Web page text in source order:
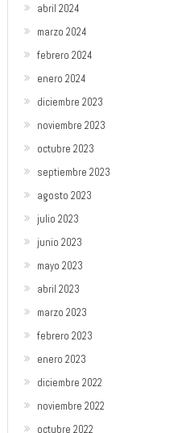
abril 2024
marzo 2024
febrero 2024
enero 2024
diciembre 2023
noviembre 2023
octubre 2023
septiembre 2023
agosto 2023
julio 2023
junio 2023
mayo 2023
abril 2023
marzo 2023
febrero 2023
enero 2023
diciembre 2022
noviembre 2022
octubre 2022